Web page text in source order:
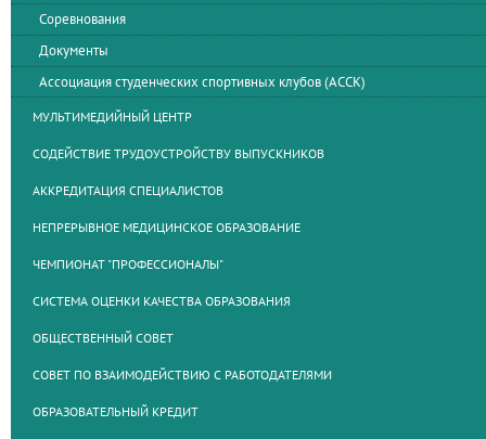
Соревнования
Документы
Ассоциация студенческих спортивных клубов (АССК)
МУЛЬТИМЕДИЙНЫЙ ЦЕНТР
СОДЕЙСТВИЕ ТРУДОУСТРОЙСТВУ ВЫПУСКНИКОВ
АККРЕДИТАЦИЯ СПЕЦИАЛИСТОВ
НЕПРЕРЫВНОЕ МЕДИЦИНСКОЕ ОБРАЗОВАНИЕ
ЧЕМПИОНАТ "ПРОФЕССИОНАЛЫ"
СИСТЕМА ОЦЕНКИ КАЧЕСТВА ОБРАЗОВАНИЯ
ОБЩЕСТВЕННЫЙ СОВЕТ
СОВЕТ ПО ВЗАИМОДЕЙСТВИЮ С РАБОТОДАТЕЛЯМИ
ОБРАЗОВАТЕЛЬНЫЙ КРЕДИТ